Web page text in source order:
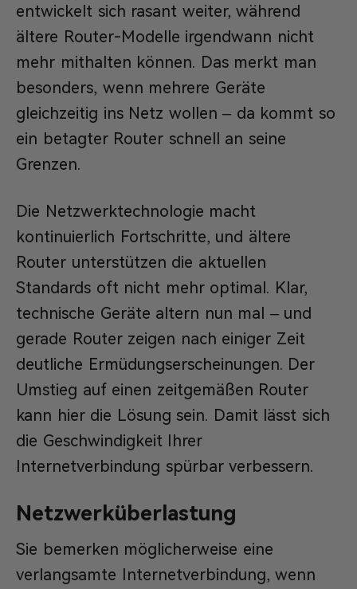
entwickelt sich rasant weiter, während
ältere Router-Modelle irgendwann nicht
mehr mithalten können. Das merkt man
besonders, wenn mehrere Geräte
gleichzeitig ins Netz wollen – da kommt so
ein betagter Router schnell an seine
Grenzen.
Die Netzwerktechnologie macht
kontinuierlich Fortschritte, und ältere
Router unterstützen die aktuellen
Standards oft nicht mehr optimal. Klar,
technische Geräte altern nun mal – und
gerade Router zeigen nach einiger Zeit
deutliche Ermüdungserscheinungen. Der
Umstieg auf einen zeitgemäßen Router
kann hier die Lösung sein. Damit lässt sich
die Geschwindigkeit Ihrer
Internetverbindung spürbar verbessern.
Netzwerküberlastung
Sie bemerken möglicherweise eine
verlangsamte Internetverbindung, wenn